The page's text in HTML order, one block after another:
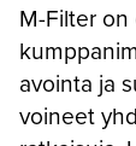
M-Filter
avointa ja
voineet